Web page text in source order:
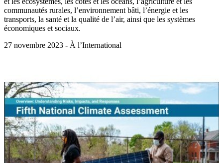
communautés rurales, l’environnement bâti, l’énergie et les
transports, la santé et la qualité de l’air, ainsi que les systèmes
économiques et sociaux.
27 novembre 2023 - À l’International